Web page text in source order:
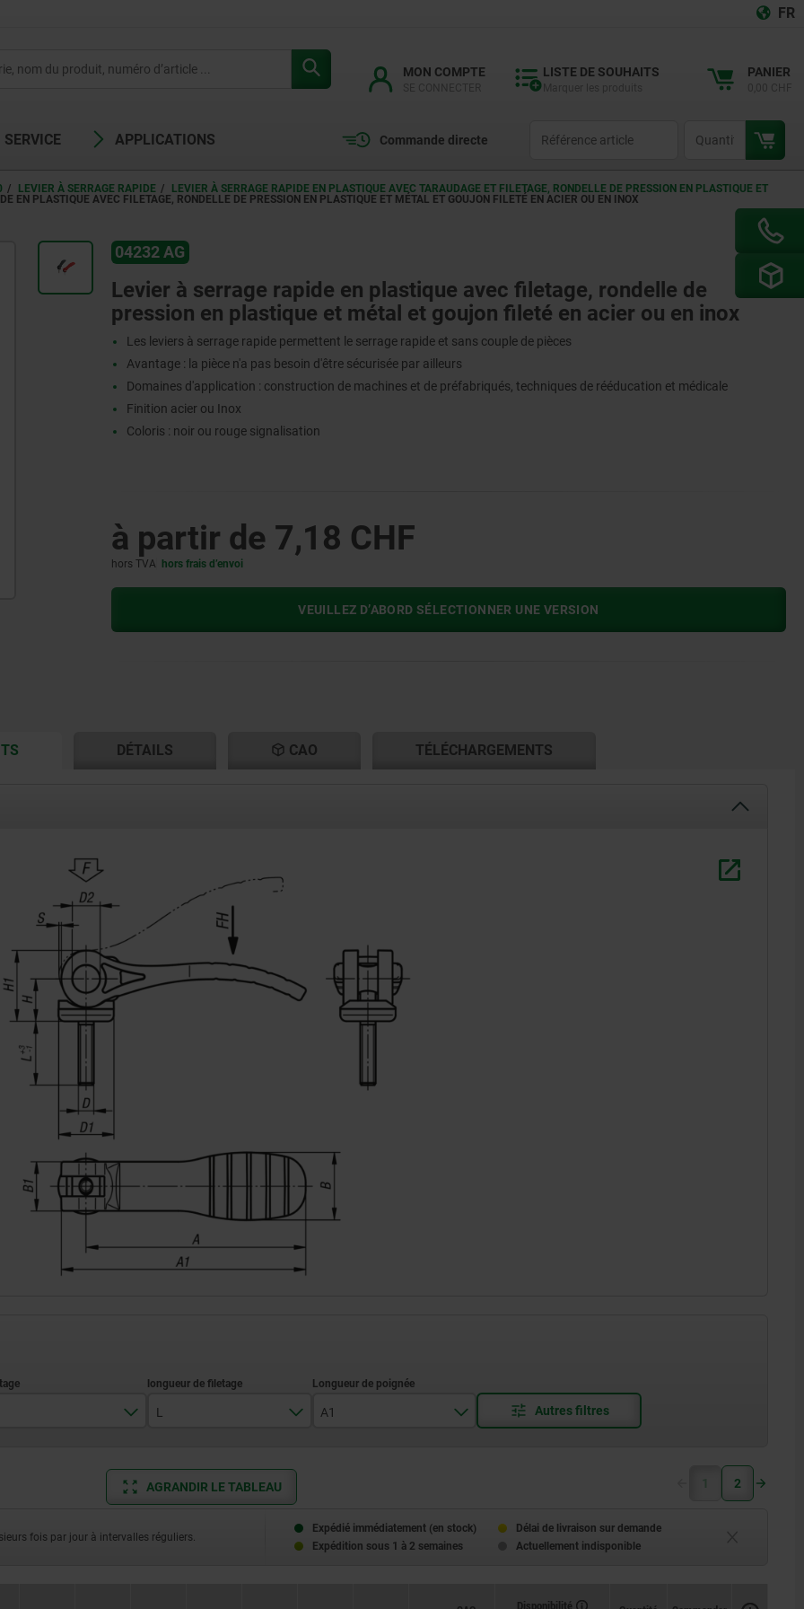
FR
MON COMPTE LISTE DE SOUHAITS PANIER
SERVICE APPLICATIONS Commande directe
LEVIER À SERRAGE RAPIDE
LEVIER À SERRAGE RAPIDE EN PLASTIQUE AVEC TARAUDAGE ET FILETAGE, RONDELLE DE PRESSION EN PLASTIQUE ET
EN PLASTIQUE AVEC FILETAGE, RONDELLE DE PRESSION EN PLASTIQUE ET MÉTAL ET GOUJON FILETÉ EN ACIER OU EN INOX
04232 AG
Levier à serrage rapide en plastique avec filetage, rondelle de
pression en plastique et métal et goujon fileté en acier ou en inox
Les leviers à serrage rapide permettent le serrage rapide et sans couple de pièces
Avantage : la pièce n'a pas besoin d'être sécurisée par ailleurs
Domaines d'application : construction de machines et de préfabriqués, techniques de rééducation et médicale
Finition acier ou Inox
Coloris : noir ou rouge signalisation
à partir de 7,18 CHF
hors TVA hors frais d’envoi
VEUILLEZ D’ABORD SÉLECTIONNER UNE VERSION
CURRENT
CURRENT
DÉTAILS CAO TÉLÉCHARGEMENTS
L
25
A1
AGRANDIR LE TABLEAU 1 2
fois par jour à intervalles réguliers.
Expédié immédiatement (en stock)
Délai de livraison sur demande
Expédition sous 1 à 2 semaines
Actuellement indisponible
Disponibilité
Disponibilité